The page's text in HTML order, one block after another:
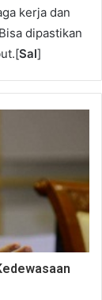
kerja dan
dipastikan
Sal]